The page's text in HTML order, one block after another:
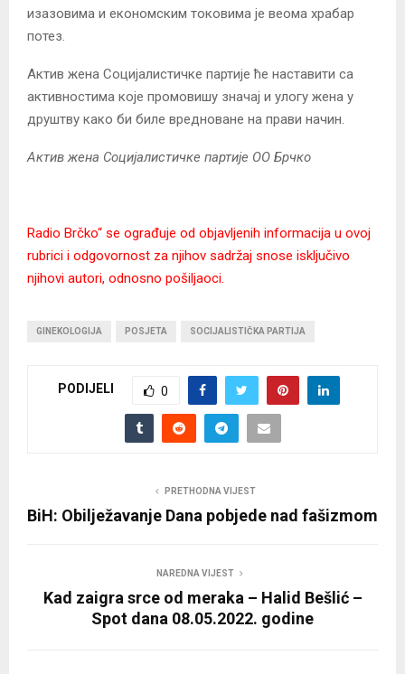
изазовима и економским токовима је веома храбар
потез.
Актив жена Социјалистичке партије ће наставити са
активностима које промовишу значај и улогу жена у
друштву како би биле вредноване на прави начин.
Актив жена Социјалистичке партије ОО Брчко
Radio Brčko“ se ograđuje od objavljenih informacija u ovoj
rubrici i odgovornost za njihov sadržaj snose isključivo
njihovi autori, odnosno pošiljaoci.
GINEKOLOGIJA POSJETA SOCIJALISTIČKA PARTIJA
PODIJELI 0
PRETHODNA VIJEST
BiH: Obilježavanje Dana pobjede nad fašizmom
NAREDNA VIJEST
Kad zaigra srce od meraka – Halid Bešlić –
Spot dana 08.05.2022. godine